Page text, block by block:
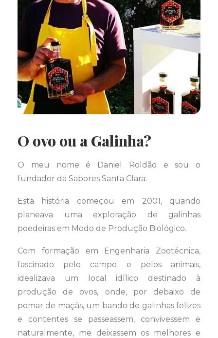
O ovo ou a Galinha?
O meu nome é Daniel Roldão e sou o
fundador da Sabores Santa Clara.
Esta história começou em 2001, quando
planeava uma exploração de galinhas
poedeiras em Modo de Produção Biológico.
Com formação em Engenharia Zootécnica,
fascinado pelo campo e pelos animais,
idealizava um local idílico destinado à
produção de ovos, onde, por debaixo de
pomar de maçãs, um bando de galinhas felizes
e contentes se passeassem, convivessem e
naturalmente, me deixassem os melhores e